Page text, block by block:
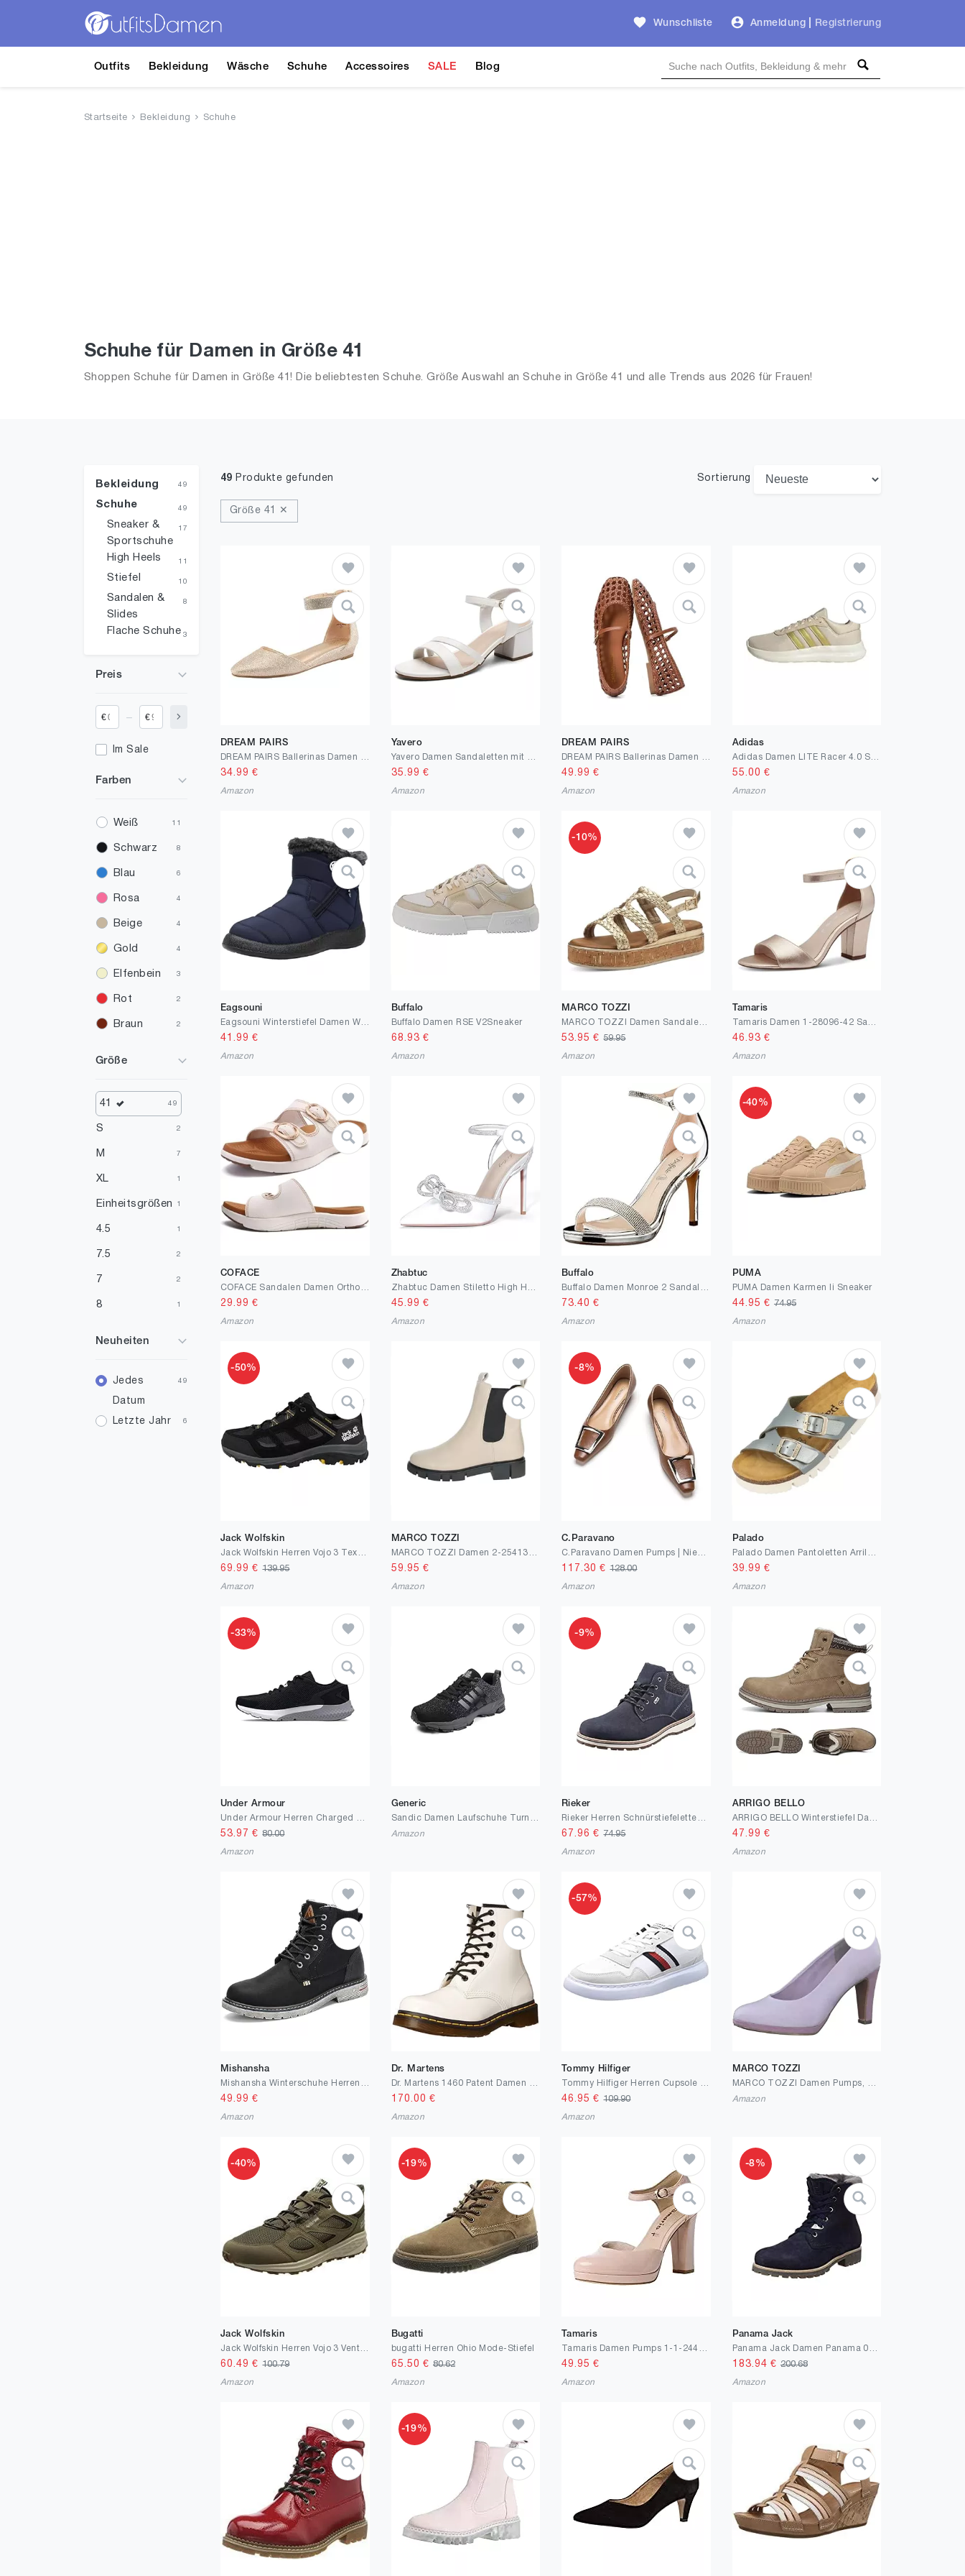
Wunschliste Anmeldung Registrierung
Outfits Bekleidung Wäsche Schuhe Accessoires SALE Blog
Startseite Bekleidung Schuhe
Schuhe für Damen in Größe 41
Shoppen Schuhe für Damen in Größe 41! Die beliebtesten Schuhe. Größe Auswahl an Schuhe in Größe 41 und alle Trends aus 2026 für Frauen!
Bekleidung 49
Schuhe 49
Sneaker &
Sportschuhe
17
High Heels 11
Stiefel 10
Sandalen &
Slides
8
Flache Schuhe 3
Preis
€ €
Im Sale
Farben
Weiß 11
Schwarz 8
Blau 6
Rosa 4
Beige 4
Gold 4
Elfenbein 3
Rot 2
Braun 2
Silber 1
Größe
41 49
S 2
M 7
XL 1
Einheitsgrößen 1
4.5 1
7.5 2
7 2
8 1
33 1
33.5
Neuheiten
Jedes
Datum
49
Letzte Jahr 6
49 Produkte gefunden Sortierung
Größe 41 ✕
DREAM PAIRS
34.99 €
Amazon
Yavero
35.99 €
Amazon
DREAM PAIRS
49.99 €
Amazon
Adidas
55.00 €
Amazon
Eagsouni
41.99 €
Amazon
Buffalo
Buffalo Damen RSE V2Sneaker
68.93 €
Amazon
-10%
MARCO TOZZI
53.95 €59.95
Amazon
Tamaris
46.93 €
Amazon
COFACE
29.99 €
Amazon
Zhabtuc
45.99 €
Amazon
Buffalo
73.40 €
Amazon
-40%
PUMA
PUMA Damen Karmen Ii Sneaker
44.95 € 74.95
Amazon
-50%
Jack Wolfskin
69.99 €139.95
Amazon
MARCO TOZZI
59.95 €
Amazon
-8%
C.Paravano
117.30 €128.00
Amazon
Palado
39.99 €
Amazon
-33%
Under Armour
53.97 €80.00
Amazon
Generic
Amazon
-9%
Rieker
67.96 €74.95
Amazon
ARRIGO BELLO
47.99 €
Amazon
Mishansha
49.99 €
Amazon
Dr. Martens
170.00 €
Amazon
-57%
Tommy Hilfiger
46.95 €109.90
Amazon
MARCO TOZZI
Amazon
-40%
Jack Wolfskin
60.49 €100.79
Amazon
-19%
Bugatti
bugatti Herren Ohio Mode-Stiefel
65.50 € 80.62
Amazon
Tamaris
49.95 €
Amazon
-8%
Panama Jack
183.94 € 200.68
Amazon
-19%